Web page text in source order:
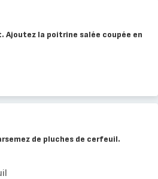
Ajoutez la poitrine salée coupée en
de pluches de cerfeuil.